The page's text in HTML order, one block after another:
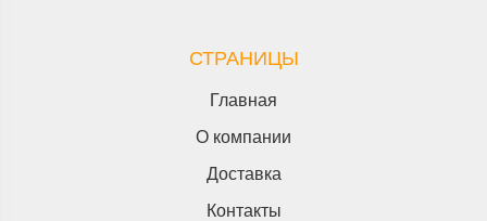
СТРАНИЦЫ
Главная
О компании
Доставка
Контакты